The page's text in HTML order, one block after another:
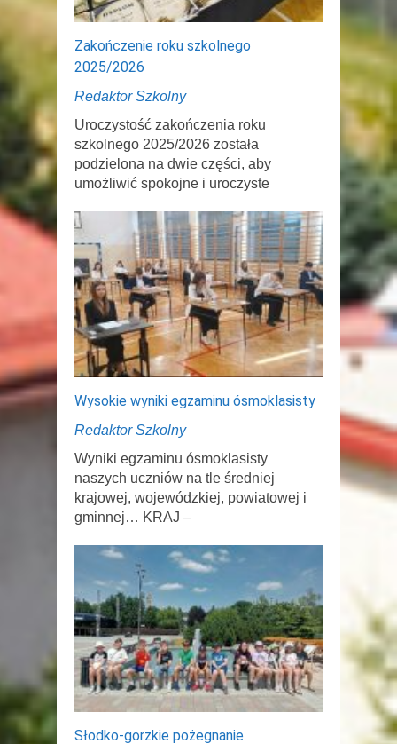
Zakończenie roku szkolnego
2025/2026
Redaktor Szkolny
Uroczystość zakończenia roku
szkolnego 2025/2026 została
podzielona na dwie części, aby
umożliwić spokojne i uroczyste
Wysokie wyniki egzaminu ósmoklasisty
Redaktor Szkolny
Wyniki egzaminu ósmoklasisty
naszych uczniów na tle średniej
krajowej, wojewódzkiej, powiatowej i
gminnej… KRAJ –
Słodko-gorzkie pożegnanie